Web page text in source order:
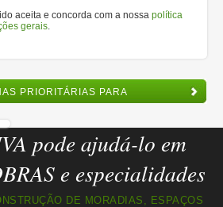
aceita e concorda com a nossa política
gerais
PRIORITÁRIAS PARA
pode ajudá-lo em
e especialidades
DE MORADIAS, ESPAÇOS